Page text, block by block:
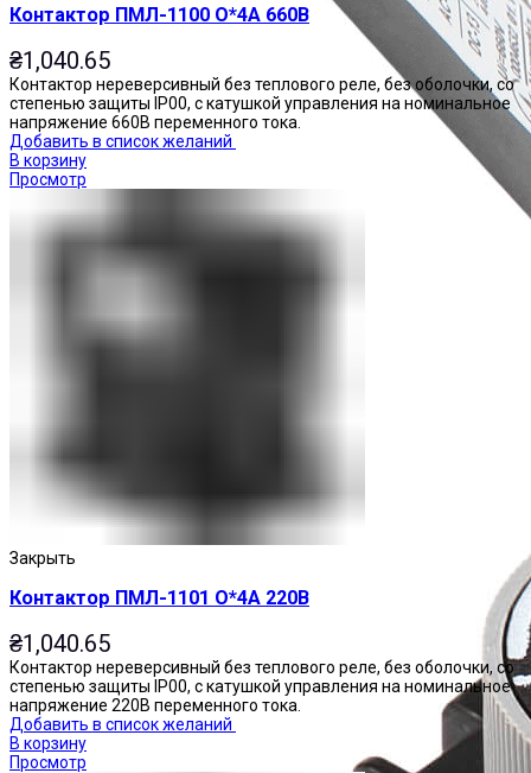
Контактор ПМЛ-1100 О*4А 660В
₴1,040.65
Контактор нереверсивный без теплового реле, без оболочки, со
степенью защиты IP00, с катушкой управления на номинальное
напряжение 660В переменного тока.
Добавить в список желаний
В корзину
Просмотр
Закрыть
Контактор ПМЛ-1101 О*4А 220В
₴1,040.65
Контактор нереверсивный без теплового реле, без оболочки, со
степенью защиты IP00, с катушкой управления на номинальное
напряжение 220В переменного тока.
Добавить в список желаний
В корзину
Просмотр